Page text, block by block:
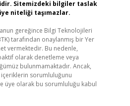
Sitemizdeki bilgiler taslak
niteliği taşımazlar.
gereğince Bilgi Teknolojileri
tarafından onaylanmış bir Yer
vermektedir. Bu nedenle,
olarak denetleme veya
bulunmamaktadır. Ancak,
içeriklerin sorumluluğunu
üye olarak bu sorumluluğu kabul